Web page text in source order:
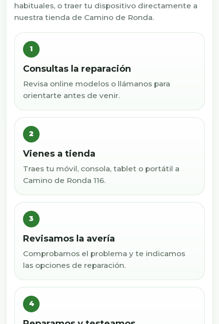
habituales, o traer tu dispositivo directamente a
nuestra tienda de Camino de Ronda.
1
Consultas la reparación
Revisa online modelos o llámanos para
orientarte antes de venir.
2
Vienes a tienda
Traes tu móvil, consola, tablet o portátil a
Camino de Ronda 116.
3
Revisamos la avería
Comprobamos el problema y te indicamos
las opciones de reparación.
4